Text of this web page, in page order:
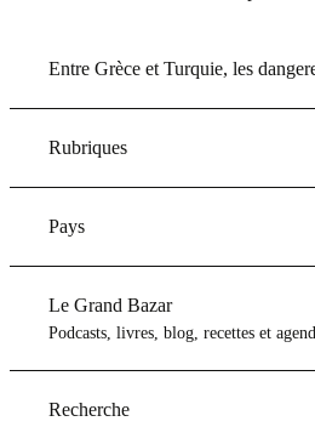
Entre Grèce et Turquie, les
Rubriques
Pays
Le Grand Bazar
Podcasts, livres, blog, recettes et
Recherche